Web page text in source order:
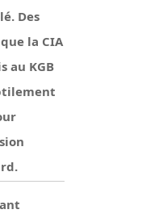
Des
la CIA
au KGB